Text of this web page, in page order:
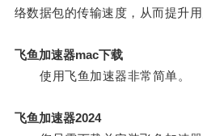
络数据包的传输速度，从而提升用
飞鱼加速器mac下载
使用飞鱼加速器非常简单。
飞鱼加速器2024